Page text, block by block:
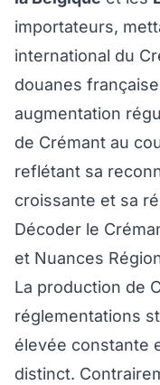
importateurs,
international du
douanes
augmentation
de Crémant au
reflétant sa
croissante et sa
Décoder le
et Nuances
La production de
réglementations
élevée constante
distinct.